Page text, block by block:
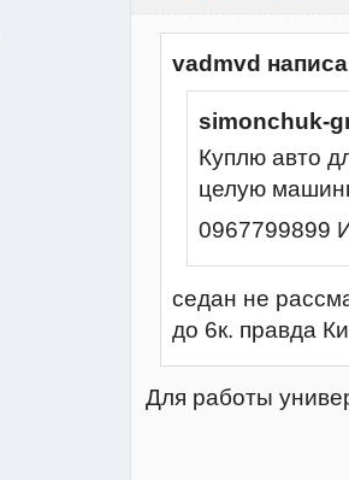
vadmvd
simonchuk-
Куплю авто
целую
0967799899
седан не
до 6к. правда
Для работы